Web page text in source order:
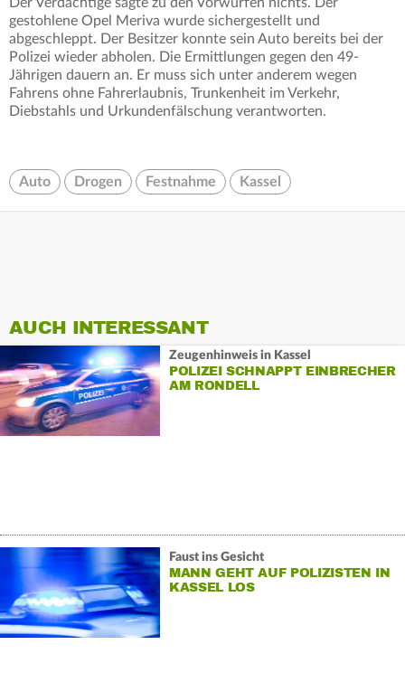
gestohlene Opel Meriva wurde sichergestellt und
abgeschleppt. Der Besitzer konnte sein Auto bereits bei der
Polizei wieder abholen. Die Ermittlungen gegen den 49-
Jährigen dauern an. Er muss sich unter anderem wegen
Fahrens ohne Fahrerlaubnis, Trunkenheit im Verkehr,
Diebstahls und Urkundenfälschung verantworten.
Auto Drogen Festnahme Kassel
AUCH INTERESSANT
Zeugenhinweis in Kassel
POLIZEI SCHNAPPT EINBRECHER
AM RONDELL
Faust ins Gesicht
MANN GEHT AUF POLIZISTEN IN
KASSEL LOS